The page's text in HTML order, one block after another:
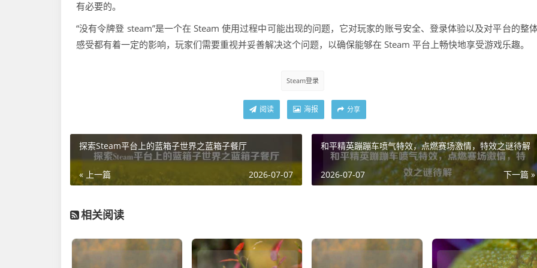
有必要的。
“没有令牌登 steam”是一个在 Steam 使用过程中可能出现的问题，它对玩家的账号安全、登录体验以及对平台的整
感受都有着一定的影响，玩家们需要重视并妥善解决这个问题，以确保能够在 Steam 平台上畅快地享受游戏乐趣。
Steam登录
阅读 海报 分享
探索Steam平台上的蓝箱子世界之蓝箱子餐厅
« 上一篇 2026-07-07
和平精英蹦蹦车喷气特效，点燃赛场激情，特效之谜待解
下一篇 »
2026-07-07
相关阅读